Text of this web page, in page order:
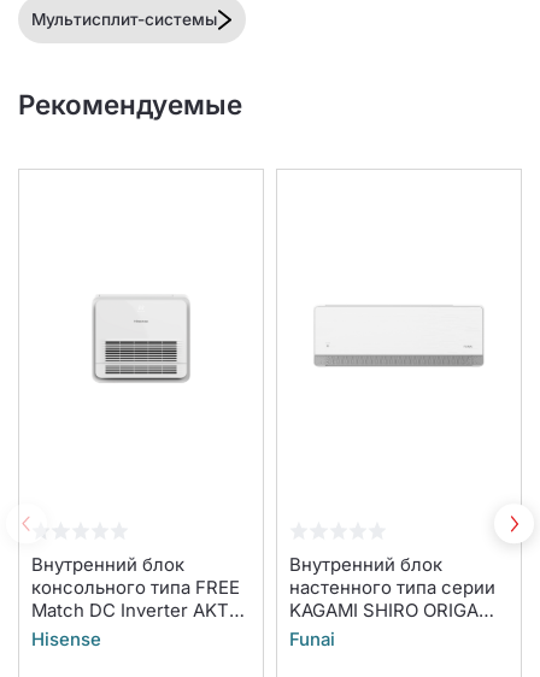
Мультисплит-системы
Рекомендуемые
Внутренний блок
консольного типа FREE
Match DC Inverter AKT-
12UR4RK4
Hisense
Внутренний блок
настенного типа серии
KAGAMI SHIRO ORIGAMI
KODO Inverter RAM-I-
Funai